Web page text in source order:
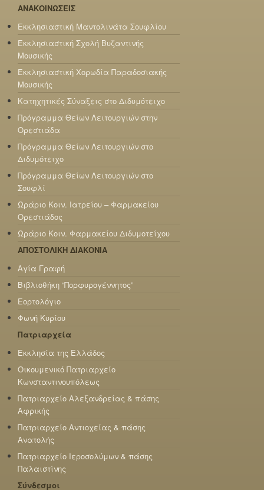
ΑΝΑΚΟΙΝΩΣΕΙΣ
Εκκλησιαστική Μαντολινάτα Σουφλίου
Εκκλησιαστική Σχολή Βυζαντινής
Μουσικής
Εκκλησιαστική Χορωδία Παραδοσιακής
Μουσικής
Κατηχητικές Σύναξεις στο Διδυμότειχο
Πρόγραμμα Θείων Λειτουργιών στην
Ορεστιάδα
Πρόγραμμα Θείων Λειτουργιών στο
Διδυμότειχο
Πρόγραμμα Θείων Λειτουργιών στο
Σουφλί
Ωράριο Κοιν. Ιατρείου – Φαρμακείου
Ορεστιάδος
Ωράριο Κοιν. Φαρμακείου Διδυμοτείχου
ΑΠΟΣΤΟΛΙΚΗ ΔΙΑΚΟΝΙΑ
Αγία Γραφή
Βιβλιοθήκη “Πορφυρογέννητος”
Εορτολόγιο
Φωνή Κυρίου
Πατριαρχεία
Εκκλησία της Ελλάδος
Οικουμενικό Πατριαρχείο
Κωνσταντινουπόλεως
Πατριαρχείο Αλεξανδρείας & πάσης
Αφρικής
Πατριαρχείο Αντιοχείας & πάσης
Ανατολής
Πατριαρχείο Ιεροσολύμων & πάσης
Παλαιστίνης
Σύνδεσμοι